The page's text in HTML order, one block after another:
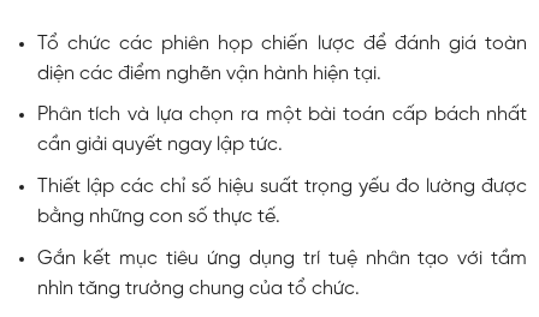
Tổ chức các phiên họp chiến lược để đánh giá toàn
diện các điểm nghẽn vận hành hiện tại.
Phân tích và lựa chọn ra một bài toán cấp bách nhất
cần giải quyết ngay lập tức.
Thiết lập các chỉ số hiệu suất trọng yếu đo lường được
bằng những con số thực tế.
Gắn kết mục tiêu ứng dụng trí tuệ nhân tạo với tầm
nhìn tăng trưởng chung của tổ chức.